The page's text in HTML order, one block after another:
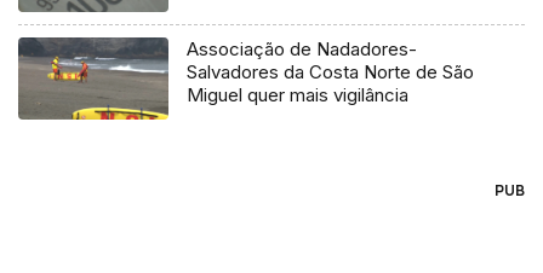
Associação de Nadadores-
Salvadores da Costa Norte de São
Miguel quer mais vigilância
PUB